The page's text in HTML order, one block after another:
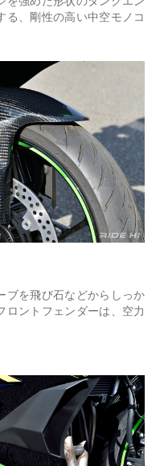
る、剛性の高い中空モノコ
ブを飛び石などからしっか
ロントフェンダーは、空力